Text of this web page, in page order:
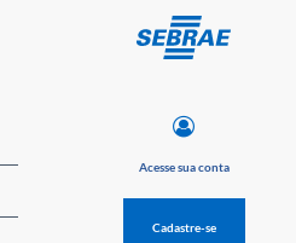
Acesse sua conta
Cadastre-se